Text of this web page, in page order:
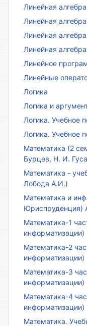
Линейная
Линейная
Линейная
Линейная
Линейное
Линейные
Логика
Логика и
Логика. Учебное
Логика. Учебное
Математика (2
Бурцев, Н. И.
Математика -
Лобода А.И.)
Математика и
Юриспруденция)
Математика-1
информатизации)
Математика-2
информатизации)
Математика-3
информатизации)
Математика-4
информатизации)
Математика.